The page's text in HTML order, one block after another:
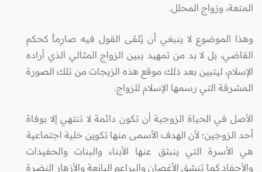
المتعة، وزواج المحلل.
وهذا الموضوع لا ينبغي أن يُلقى القول فيه صارِماً كحكم
القاضي، بل لا بد من تمهيد يبين الزواج المثالي الذي أراده
الإسلام، ليتبين بعد ذلك موقع هذه الزيجات من تلك الصورة
المشرقة التي رسمها الإسلام للزواج.
الأصل في الحياة الزوجية أن تكون دائمة لا تنتهي إلا بوفاة
أحد الزوجين؛ لأن الهدف الأسمى منها تكوين خلية اجتماعية
هي الأسرة التي ينبثق عنها الأبناء والبنات والحفيدات
والأحفاد كما تنشق الأغصان والبراعم اليانعة والأزهار النضرة